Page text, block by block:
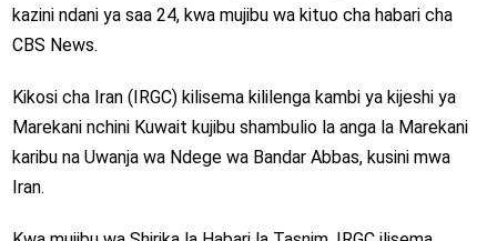
kazini ndani ya saa 24, kwa mujibu wa kituo cha habari cha
CBS News.
Kikosi cha Iran (IRGC) kilisema kililenga kambi ya kijeshi ya
Marekani nchini Kuwait kujibu shambulio la anga la Marekani
karibu na Uwanja wa Ndege wa Bandar Abbas, kusini mwa
Iran.